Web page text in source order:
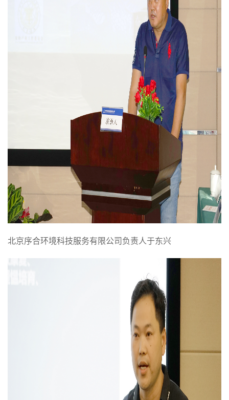
北京序合环境科技服务有限公司负责人于东兴